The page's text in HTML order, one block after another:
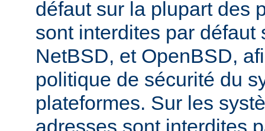
défaut sur la plupart des
sont interdites par défaut
NetBSD, et OpenBSD,
politique de sécurité du
plateformes. Sur les